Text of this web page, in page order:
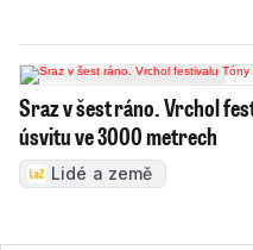
Sraz v šest ráno. Vrchol
úsvitu ve 3000 metrech
Lidé a země